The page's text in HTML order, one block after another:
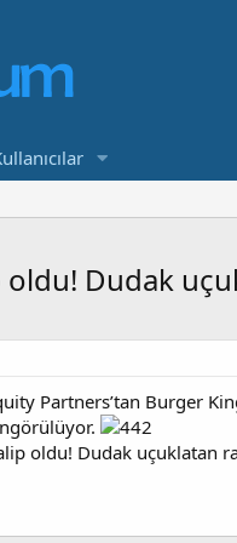
Dudak
Partners’tan Burger
oldu! Dudak uçuklatan